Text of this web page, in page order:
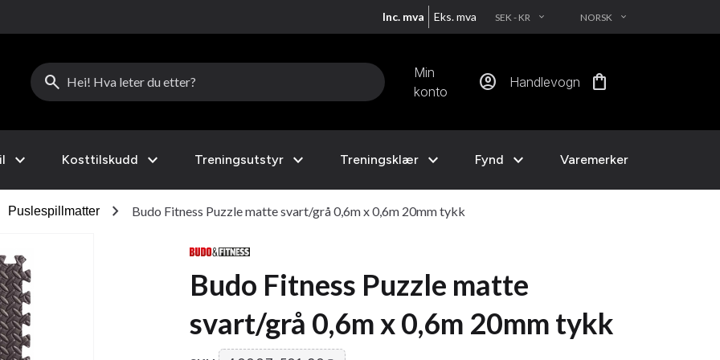
Inc. mva Eks. mva SEK - KR EXPAND_MORE NORSK EXPAND_MORE
search
Min
konto
account_circle Handlevogn shopping_bag
expand_more Kosttilskudd expand_more Treningsutstyr expand_more Treningsklær expand_more Fynd expand_more Varemerker
Puslespillmatter chevron_right Budo Fitness Puzzle matte svart/grå 0,6m x 0,6m 20mm tykk
Budo Fitness Puzzle matte
svart/grå 0,6m x 0,6m 20mm tykk